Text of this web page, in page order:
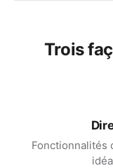
Trois
Fonctionnalités